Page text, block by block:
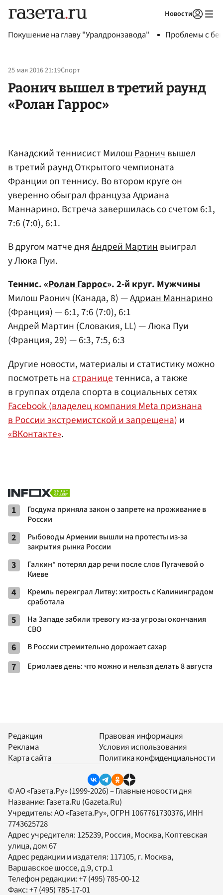
Новости
Покушение на главу "Уралдронзавода" Проблемы с
25 мая 2016 21:19Спорт
Раонич вышел в третий раунд
«Ролан Гаррос»
Канадский теннисист МилошРаоничвышел
в третий раунд Открытого чемпионата
Франции оп теннису. Во втором круге он
уверенно обыграл француза Адриана
Маннарино. Встреча завершилась со счетом 6:1,
7:6 (7:0), 6:1.
В другом матче дняАндрей Мартинвыиграл
у Люка Пуи.
Теннис. «Ролан Гаррос». 2-й круг. Мужчины
Милош Раонич (Канада, 8) —Адриан Маннарино
(Франция) — 6:1, 7:6 (7:0), 6:1
Андрей Мартин (Словакия, LL) — Люка Пуи
(Франция, 29) — 6:3, 7:5, 6:3
Другие новости, материалы и статистику можно
посмотреть на страницетенниса, а также
в группах отдела спорта в социальных сетях
Facebook (владелец компания Meta признана
в России экстремистской и запрещена) и
«ВКонтакте».
1
Госдума приняла закон о запрете на проживание в
России
2
Рыбоводы Армении вышли на протесты из-за
закрытия рынка России
3
Галкин* потерял дар речи после слов Пугачевой о
Киеве
4
Кремль переиграл Литву: хитрость с Калининградом
сработала
5
На Западе забили тревогу из-за угрозы окончания
СВО
6 В России стремительно дорожает сахар
7 Ермолаев день: что можно и нельзя делать 8 августа
Редакция
Реклама
Карта сайта
Правовая информация
Условия использования
Политика конфиденциальности
© АО «Газета.Ру» (1999-2026) – Главные новости дня
Название: Газета.Ru (Gazeta.Ru)
Учредитель:АО «Газета.Ру», ОГРН 1067761730376, ИНН
7743625728
Адрес учредителя: 125239, Россия, Москва, Коптевская
улица, дом 67
Адрес редакции и издателя: 117105, г. Москва,
Варшавское шоссе, д.9, стр.1
Телефон редакции:+7 (495) 785-00-12
Факс:+7 (495) 785-17-01